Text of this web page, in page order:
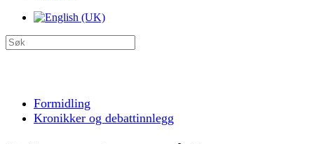
Formidling
Kronikker og debattinnlegg